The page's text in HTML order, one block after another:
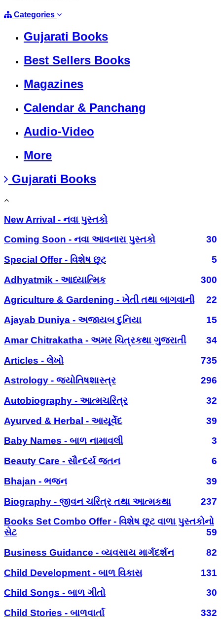
Categories
Gujarati Books
Best Sellers Books
Magazines
Calendar & Panchang
Audio-Video
More
Gujarati Books
New Arrival - નવા પુસ્તકો
Coming Soon - નવા આવનારા પુસ્તકો
30
Special Offer - વિશેષ છૂટ
5
Adhyatmik - આધ્યાત્મિક
300
Agriculture & Gardening - ખેતી તથા બાગવાની
22
Ajayab Duniya - અજાયબ દુનિયા
15
Amar Chitrakatha - અમર ચિત્રકથા ગુજરાતી
34
Articles - લેખો
735
Astrology - જ્યોતિષશાસ્ત્ર
296
Autobiography - આત્મચરિત્ર
32
Ayurved & Herbal - આયૂર્વેદ
39
Baby Names - બાળ નામાવલી
3
Beauty Care - સૌન્દર્ય જતન
6
Bhajan - ભજન
39
Biography - જીવન ચરિત્ર તથા આત્મકથા
237
Books Set Combo Offer - વિશેષ છૂટ વાળા પુસ્તકોનો
સેટ
59
Business Guidance - વ્યવસાય માર્ગદર્શન
82
Child Development - બાળ વિકાસ
131
Child Songs - બાળ ગીતો
30
Child Stories - બાળવાર્તા
332